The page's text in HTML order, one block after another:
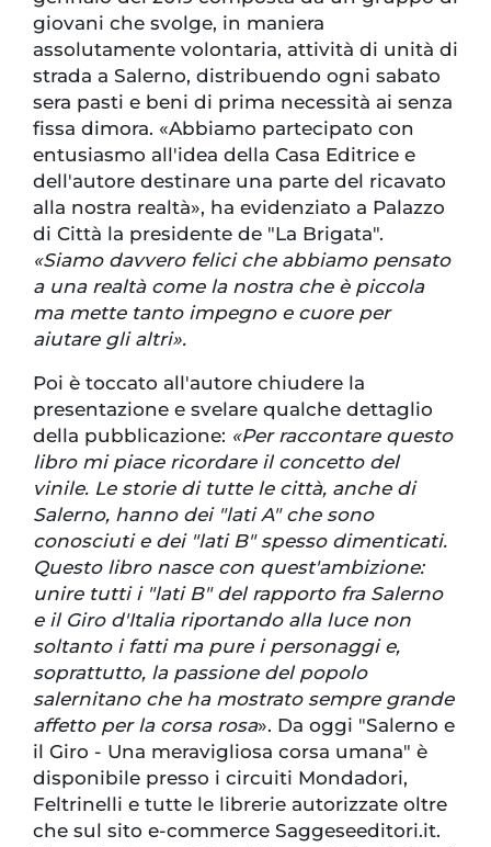
giovani che svolge, in maniera
assolutamente volontaria, attività di unità di
strada a Salerno, distribuendo ogni sabato
sera pasti e beni di prima necessità ai senza
fissa dimora. «Abbiamo partecipato con
entusiasmo all'idea della Casa Editrice e
dell'autore destinare una parte del ricavato
alla nostra realtà», ha evidenziato a Palazzo
di Città la presidente de "La Brigata".
«Siamo davvero felici che abbiamo pensato
a una realtà come la nostra che è piccola
ma mette tanto impegno e cuore per
aiutare gli altri».
Poi è toccato all'autore chiudere la
presentazione e svelare qualche dettaglio
della pubblicazione: «Per raccontare questo
libro mi piace ricordare il concetto del
vinile. Le storie di tutte le città, anche di
Salerno, hanno dei "lati A" che sono
conosciuti e dei "lati B" spesso dimenticati.
Questo libro nasce con quest'ambizione:
unire tutti i "lati B" del rapporto fra Salerno
e il Giro d'Italia riportando alla luce non
soltanto i fatti ma pure i personaggi e,
soprattutto, la passione del popolo
salernitano che ha mostrato sempre grande
affetto per la corsa rosa». Da oggi "Salerno e
il Giro - Una meravigliosa corsa umana" è
disponibile presso i circuiti Mondadori,
Feltrinelli e tutte le librerie autorizzate oltre
che sul sito e-commerce Saggeseeditori.it.